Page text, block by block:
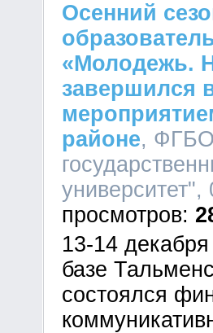
Осенний
«Молодежь.
завершился
районе,
13-14
базе
состоялся